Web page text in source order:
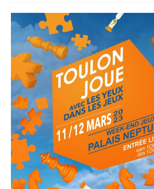
publication :